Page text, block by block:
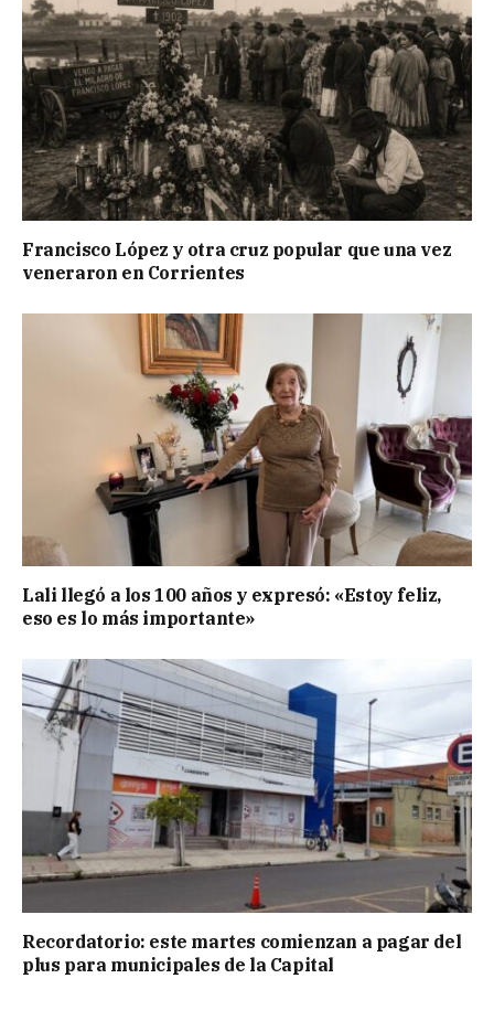
Francisco López y otra cruz popular que una vez
veneraron en Corrientes
Lali llegó a los 100 años y expresó: «Estoy feliz,
eso es lo más importante»
Recordatorio: este martes comienzan a pagar del
plus para municipales de la Capital